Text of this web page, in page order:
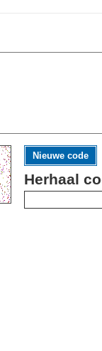
Nieuwe code
Herhaal